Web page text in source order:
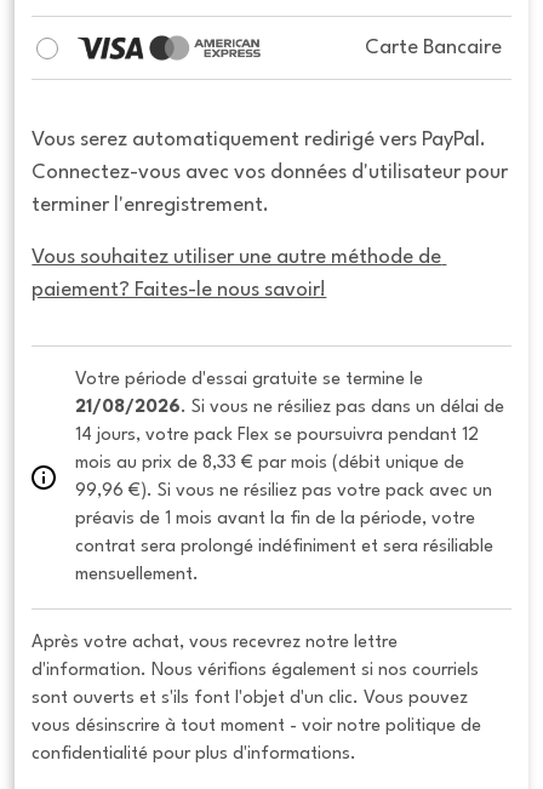
Carte Bancaire
Vous serez automatiquement redirigé vers PayPal.
Connectez-vous avec vos données d'utilisateur pour
terminer l'enregistrement.
Vous souhaitez utiliser une autre méthode de
paiement? Faites-le nous savoir!
21/08/2026. Si vous ne résiliez pas dans un délai de
14 jours, votre pack Flex se poursuivra pendant 12
mois au prix de 8,33 € par mois (débit unique de
99,96 €). Si vous ne résiliez pas votre pack avec un
préavis de 1 mois avant la fin de la période, votre
contrat sera prolongé indéfiniment et sera résiliable
mensuellement.
Après votre achat, vous recevrez notre lettre
d'information. Nous vérifions également si nos courriels
sont ouverts et s'ils font l'objet d'un clic. Vous pouvez
vous désinscrire à tout moment - voir notre politique de
confidentialité pour plus d'informations.